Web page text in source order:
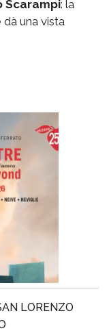
Scarampi: la
una vista
LORENZO